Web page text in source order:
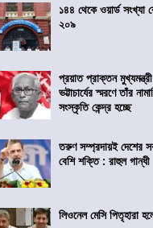
১৪৪ থেকে ওয়ার্ড সংখ্যা
২০৯
প্রয়াত প্রাক্তন
ভট্টাচার্যের স্মরণে তাঁর
সংস্কৃতি কেন্দ্র হচ্ছে
তরুণ সম্প্রদায়ই দেশের
বেশি শক্তি : রাহুল গান্ধী
লিওনেল মেসি পিতৃহারা